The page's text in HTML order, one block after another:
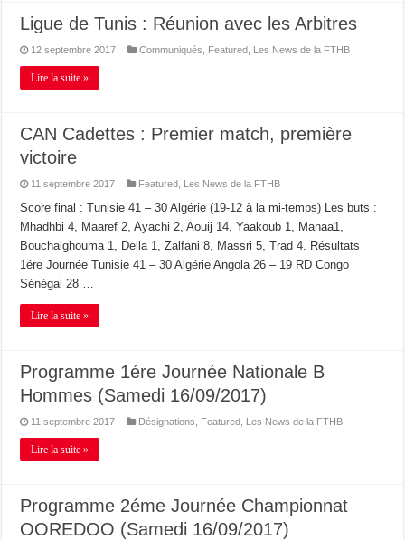
Ligue de Tunis : Réunion avec les Arbitres
12 septembre 2017 Communiqués Featured Les News de la FTHB
Lire la suite »
CAN Cadettes : Premier match, première
victoire
11 septembre 2017 Featured Les News de la FTHB
Score final : Tunisie 41 – 30 Algérie (19-12 à la mi-temps) Les buts :
Mhadhbi 4, Maaref 2, Ayachi 2, Aouij 14, Yaakoub 1, Manaa1,
Bouchalghouma 1, Della 1, Zalfani 8, Massri 5, Trad 4. Résultats
1ére Journée Tunisie 41 – 30 Algérie Angola 26 – 19 RD Congo
Sénégal 28 …
Lire la suite »
Programme 1ére Journée Nationale B
Hommes (Samedi 16/09/2017)
11 septembre 2017 Désignations Featured Les News de la FTHB
Lire la suite »
Programme 2éme Journée Championnat
OOREDOO (Samedi 16/09/2017)